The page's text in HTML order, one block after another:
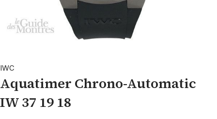
IWC
Aquatimer Chrono-Automatic
IW 37 19 18